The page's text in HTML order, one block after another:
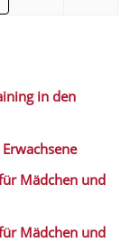
in den
Mädchen und
Mädchen und